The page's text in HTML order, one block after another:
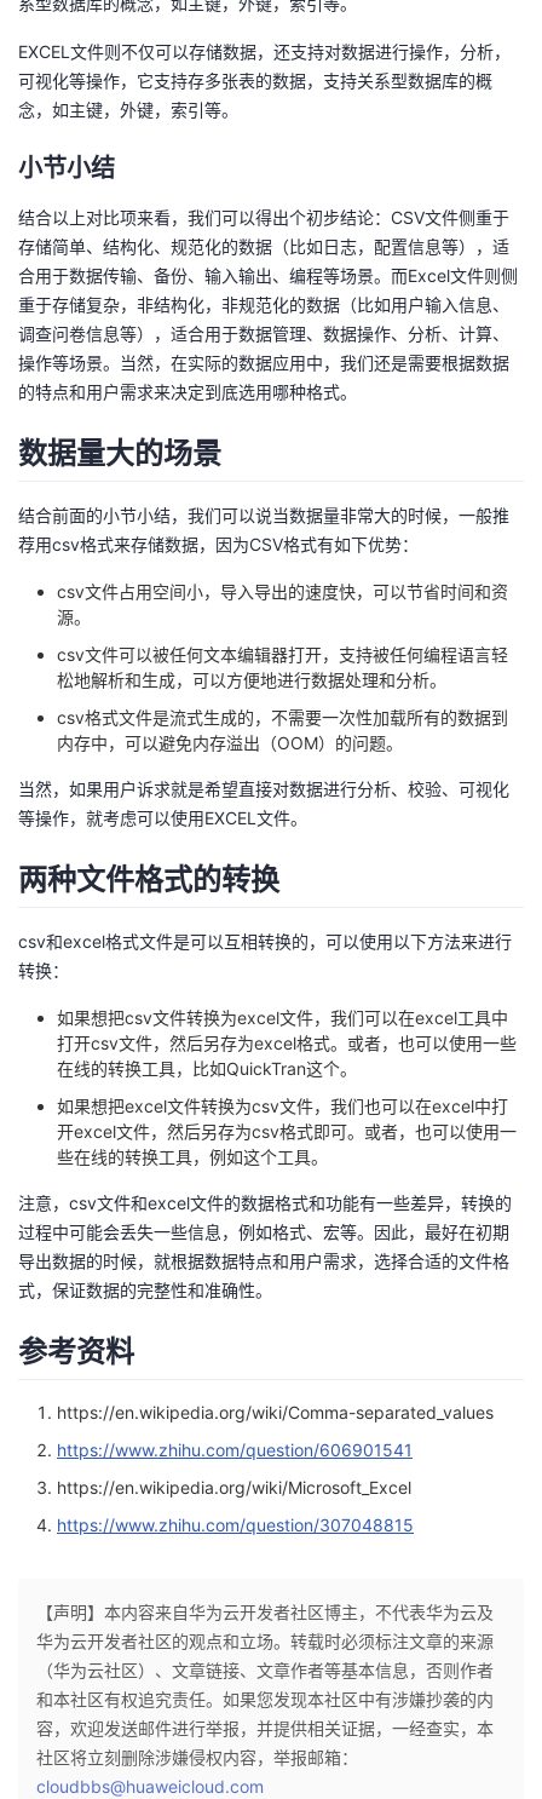
EXCEL文件则不仅可以存储数据，还支持对数据进行操作，分析，
可视化等操作，它支持存多张表的数据，支持关系型数据库的概
念，如主键，外键，索引等。
小节小结
结合以上对比项来看，我们可以得出个初步结论：CSV文件侧重于
存储简单、结构化、规范化的数据（比如日志，配置信息等），适
合用于数据传输、备份、输入输出、编程等场景。而Excel文件则侧
重于存储复杂，非结构化，非规范化的数据（比如用户输入信息、
调查问卷信息等），适合用于数据管理、数据操作、分析、计算、
操作等场景。当然，在实际的数据应用中，我们还是需要根据数据
的特点和用户需求来决定到底选用哪种格式。
数据量大的场景
结合前面的小节小结，我们可以说当数据量非常大的时候，一般推
荐用csv格式来存储数据，因为CSV格式有如下优势：
csv文件占用空间小，导入导出的速度快，可以节省时间和资
源。
csv文件可以被任何文本编辑器打开，支持被任何编程语言轻
松地解析和生成，可以方便地进行数据处理和分析。
csv格式文件是流式生成的，不需要一次性加载所有的数据到
内存中，可以避免内存溢出（OOM）的问题。
当然，如果用户诉求就是希望直接对数据进行分析、校验、可视化
等操作，就考虑可以使用EXCEL文件。
两种文件格式的转换
csv和excel格式文件是可以互相转换的，可以使用以下方法来进行
转换：
如果想把csv文件转换为excel文件，我们可以在excel工具中
打开csv文件，然后另存为excel格式。或者，也可以使用一些
在线的转换工具，比如QuickTran这个。
如果想把excel文件转换为csv文件，我们也可以在excel中打
开excel文件，然后另存为csv格式即可。或者，也可以使用一
些在线的转换工具，例如这个工具。
注意，csv文件和excel文件的数据格式和功能有一些差异，转换的
过程中可能会丢失一些信息，例如格式、宏等。因此，最好在初期
导出数据的时候，就根据数据特点和用户需求，选择合适的文件格
式，保证数据的完整性和准确性。
参考资料
https://en.wikipedia.org/wiki/Comma-separated_values
https://www.zhihu.com/question/606901541
https://en.wikipedia.org/wiki/Microsoft_Excel
https://www.zhihu.com/question/307048815
【声明】本内容来自华为云开发者社区博主，不代表华为云及
华为云开发者社区的观点和立场。转载时必须标注文章的来源
（华为云社区）、文章链接、文章作者等基本信息，否则作者
和本社区有权追究责任。如果您发现本社区中有涉嫌抄袭的内
容，欢迎发送邮件进行举报，并提供相关证据，一经查实，本
社区将立刻删除涉嫌侵权内容，举报邮箱：
cloudbbs@huaweicloud.com